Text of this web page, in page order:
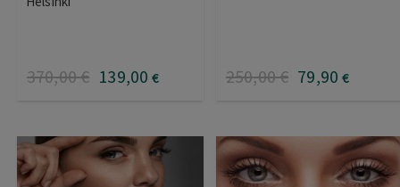
370,00€ 139,00 € 250,00€ 79,90 €